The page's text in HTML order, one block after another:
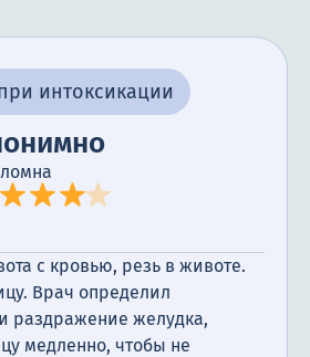
интоксикации
с кровью, резь в животе.
Врач определил
раздражение желудка,
медленно, чтобы не